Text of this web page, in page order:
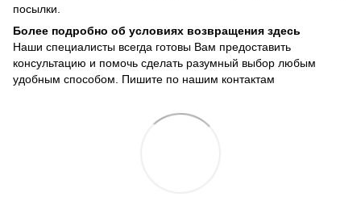
посылки.
Более подробно об условиях возвращения здесь
Наши специалисты всегда готовы Вам предоставить
консультацию и помочь сделать разумный выбор любым
удобным способом. Пишите по нашим контактам